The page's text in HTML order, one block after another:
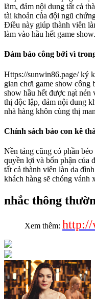
lãm, đảm nội dung tất cả
tài khoản của đội ngũ
Điều này giúp thành viên
làm vào hầu hết game show.
Đảm bảo công bởi vì
Https://sunwin86.page/ ký
gian chơi game show công
show hầu hết được nạt̀
thị độc lập, đảm nội dung
nhà hàng khôn cùng thị
Chính sách bảo con kê
Nền tảng cũng có phần
quyền lợi và bổn phận của
tất cả thành viên làn da
khách hàng sẽ chóng vánh
nhắc thông
Xem thêm: http://